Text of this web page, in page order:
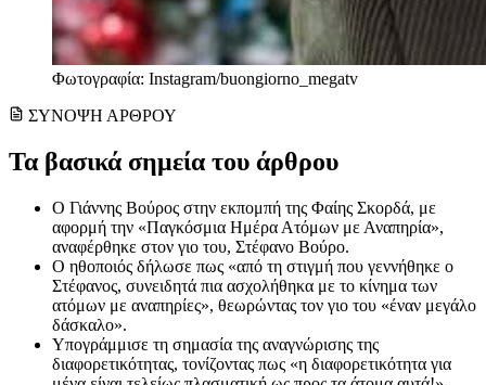
Φωτογραφία: Instagram/buongiorno_megatv
ΣΥΝΟΨΗ ΑΡΘΡΟΥ
Τα βασικά σημεία του άρθρου
Ο Γιάννης Βούρος στην εκπομπή της Φαίης Σκορδά, με
αφορμή την «Παγκόσμια Ημέρα Ατόμων με Αναπηρία»,
αναφέρθηκε στον γιο του, Στέφανο Βούρο.
Ο ηθοποιός δήλωσε πως «από τη στιγμή που γεννήθηκε ο
Στέφανος, συνειδητά πια ασχολήθηκα με το κίνημα των
ατόμων με αναπηρίες», θεωρώντας τον γιο του «έναν μεγάλο
δάσκαλο».
Υπογράμμισε τη σημασία της αναγνώρισης της
διαφορετικότητας, τονίζοντας πως «η διαφορετικότητα για